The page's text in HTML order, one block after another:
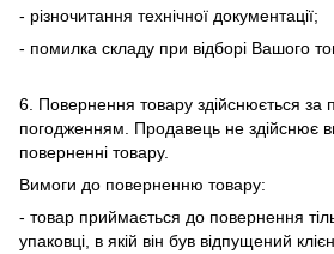
- різночитання технічної документації;
- помилка складу при відборі Вашого
6. Повернення товару здійснюється за
погодженням. Продавець не здійснює
поверненні товару.
Вимоги до поверненню товару:
- товар приймається до повернення
упаковці, в якій він був відпущений